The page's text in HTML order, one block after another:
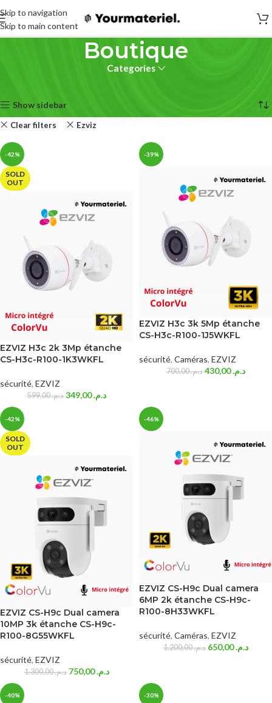
Skip to navigation
Skip to main content
Boutique
Categories
Show sidebar
Clear filters Ezviz
-42%
SOLD
OUT
EZVIZ H3c 2k 3Mp étanche
CS-H3c-R100-1K3WKFL
sécurité, EZVIZ
د.م.599,00 د.م.349,00
-39%
EZVIZ H3c 3k 5Mp étanche
CS-H3c-R100-1J5WKFL
sécurité, Caméras, EZVIZ
د.م.700,00 د.م.430,00
-42%
SOLD
OUT
EZVIZ CS-H9c Dual camera
10MP 3k étanche CS-H9c-
R100-8G55WKFL
sécurité, EZVIZ
د.م.1.300,00 د.م.750,00
-46%
EZVIZ CS-H9c Dual camera
6MP 2k étanche CS-H9c-
R100-8H33WKFL
sécurité, Caméras, EZVIZ
د.م.1.200,00 د.م.650,00
-40% -30%